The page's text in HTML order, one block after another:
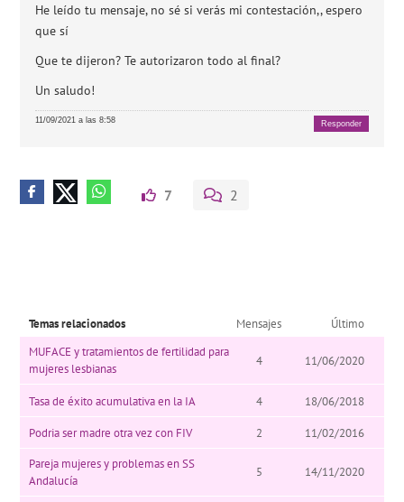
He leído tu mensaje, no sé si verás mi contestación,, espero
que sí
Que te dijeron? Te autorizaron todo al final?
Un saludo!
11/09/2021 a las 8:58 Responder
7 2
Temas relacionados Mensajes
Último
MUFACE y tratamientos de fertilidad para
mujeres lesbianas
4 11/06/2020
Tasa de éxito acumulativa en la IA 4 18/06/2018
Podria ser madre otra vez con FIV 2
11/02/2016
Pareja mujeres y problemas en SS
Andalucía
5 14/11/2020